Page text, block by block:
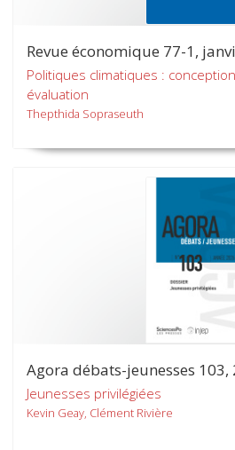
Revue économique 77-1,
Politiques climatiques :
évaluation
Thepthida Sopraseuth
Agora débats-jeunesses 103,
Jeunesses privilégiées
Kevin Geay, Clément Rivière